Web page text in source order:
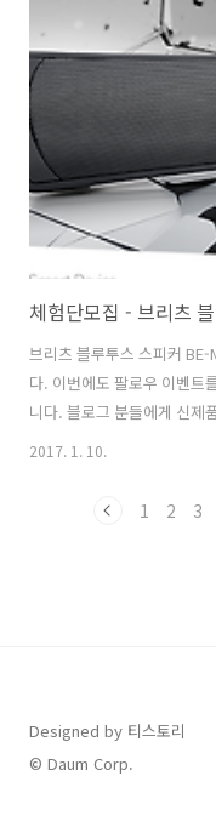
한 사운드 음질 제공7.전용
뉴규? 이름 / 전화번호 끝4
승*(0603)추경*(0239)이나
브리츠 블루투스 스피커
다. 이번에도 팔로우 이벤트
니다. 블로그 분들에게 신제
각됩니다. 그리고 제 이웃블
그럼 시작해 볼까요? 브리
2017. 1. 10.
1 2 3
Designed by 티스토리
© Daum Corp.